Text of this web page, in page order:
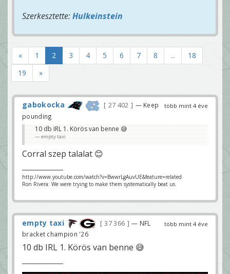
Szerkesztette:Hulkeinstein
« 1 2 3 4 5 6 7 8 ...
18
19
»
több mint 4 éve
gabokocka 27 402
— Keep
pounding
10 db IRL 1. Körös van benne 😅
empty taxi
Corral szep talalat 😊
http://www.youtube.com/watch?v=BwwrLgAuvUE&feature=related
Ron Rivera: We were trying to make them systematically beat us.
több mint 4 éve
empty taxi 37 366
— NFL
bracket champion '26
10 db IRL 1. Körös van benne 😅